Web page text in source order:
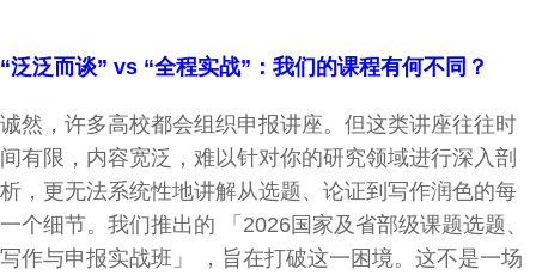
“泛泛而谈” vs “全程实战”：我们的课程有何不同？
诚然，许多高校都会组织申报讲座。但这类讲座往往时
间有限，内容宽泛，难以针对你的研究领域进行深入剖
析，更无法系统性地讲解从选题、论证到写作润色的每
一个细节。我们推出的 「2026国家及省部级课题选题、
写作与申报实战班」​ ，旨在打破这一困境。这不是一场